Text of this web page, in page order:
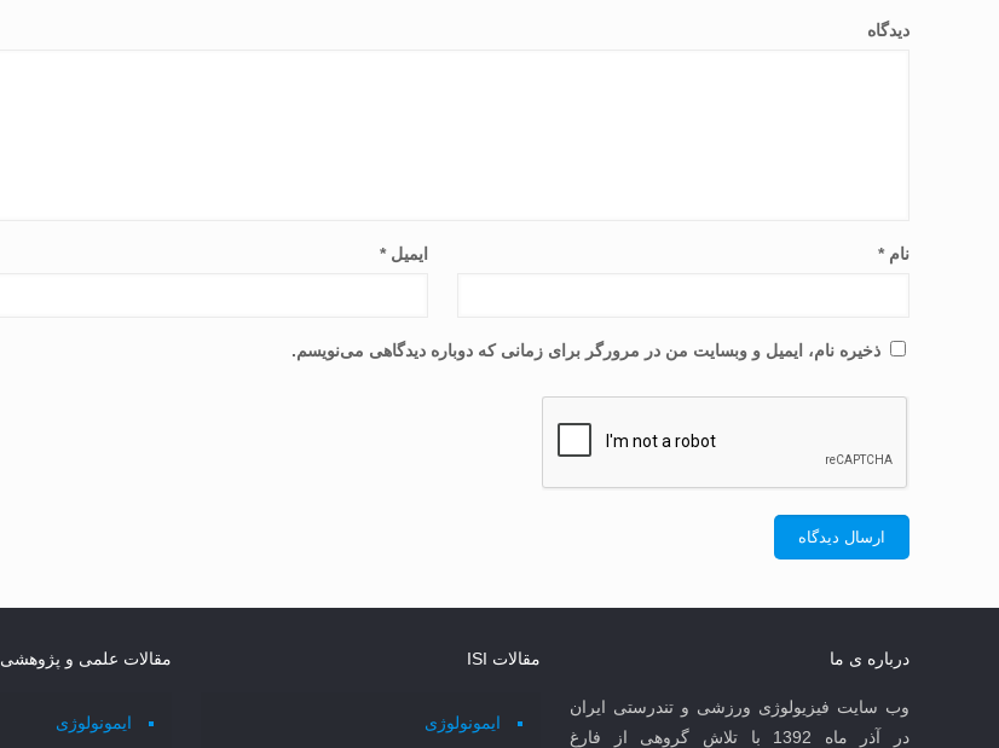
دیدگاه
نام* ایمیل*
ذخیره نام، ایمیل و وبسایت من در مرورگر برای زمانی که دوباره دیدگاهی می‌نویسم.
درباره ی ما
وب سایت فیزیولوژی ورزشی و تندرستی ایران
در آذر ماه 1392 با تلاش گروهی از فارغ
مقالات ISI
ایمونولوژی
مقالات علمی و پژوهشی
ایمونولوژی